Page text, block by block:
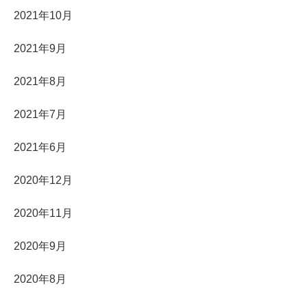
2021年10月
2021年9月
2021年8月
2021年7月
2021年6月
2020年12月
2020年11月
2020年9月
2020年8月